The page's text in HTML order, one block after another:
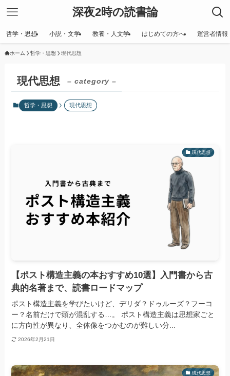
深夜2時の読書論
哲学・思想 小説・文学 教養・人文学 はじめての方へ 運営者情報
ホーム 哲学・思想 現代思想
現代思想 – category –
哲学・思想 現代思想
現代思想
【ポスト構造主義の本おすすめ10選】入門書から古
典的名著まで、読書ロードマップ
ポスト構造主義を学びたいけど、デリダ？ドゥルーズ？フーコ
ー？名前だけで頭が混乱する…。 ポスト構造主義は思想家ごと
に方向性が異なり、全体像をつかむのが難しい分...
2026年2月21日
現代思想